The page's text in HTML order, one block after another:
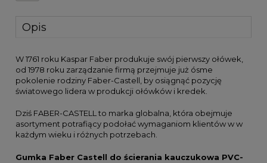
Opis
W 1761 roku Kaspar Faber produkuje swój pierwszy ołówek,
od 1978 roku zarządzanie firmą przejmuje już ósme
pokolenie rodziny Faber-Castell, by osiągnąć pozycję
światowego lidera w produkcji ołówków i kredek.
Dziś FABER-CASTELL to marka globalna, która obejmuje
asortyment potrafiący podołać wymaganiom klientów w w
każdym wieku i różnych potrzebach.
Gumka Faber Castell do ścierania kauczukowa PVC-